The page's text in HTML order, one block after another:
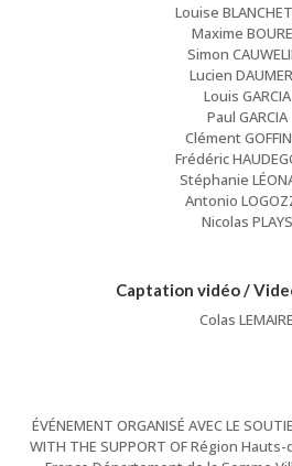
Louise
Maxime
Simon
Lucien
Louis GARCIA
Paul GARCIA
Clément
Frédéric
Stéphanie
Antonio
Nicolas PLAYS
Captation vidéo /
Colas LEMAIRE
ÉVÉNEMENT ORGANISÉ AVEC LE
WITH THE SUPPORT OF Région